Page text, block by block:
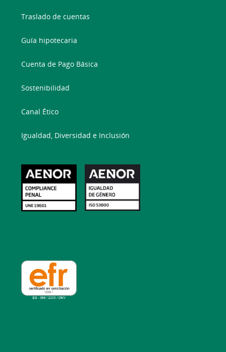
Traslado de cuentas
Guía hipotecaria
Cuenta de Pago Básica
Sostenibilidad
Canal Ético
Igualdad, Diversidad e Inclusión